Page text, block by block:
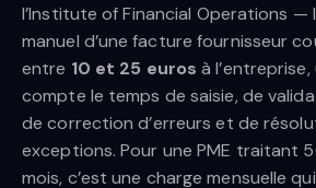
l’Institute of Financial Operations
manuel d’une facture fournisseur
entre 10 et 25 euros à
compte le temps de saisie, de
de correction d’erreurs et de
exceptions. Pour une PME traitant
mois, c’est une charge mensuelle